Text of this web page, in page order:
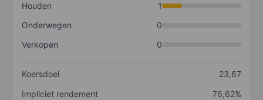
Houden
1
Onderwegen
0
Verkopen
0
Koersdoel
23,67
Impliciet rendement
76,62%